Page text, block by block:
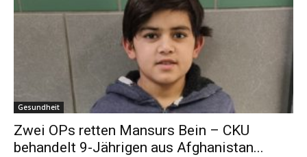
Gesundheit
Zwei OPs retten Mansurs Bein – CKU
behandelt 9-Jährigen aus Afghanistan...